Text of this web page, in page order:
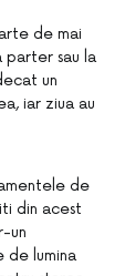
de mai
parter sau la
un
iar ziua au
de
din acest
un
de lumina